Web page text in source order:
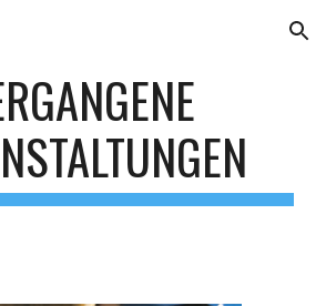
Skip to navigation